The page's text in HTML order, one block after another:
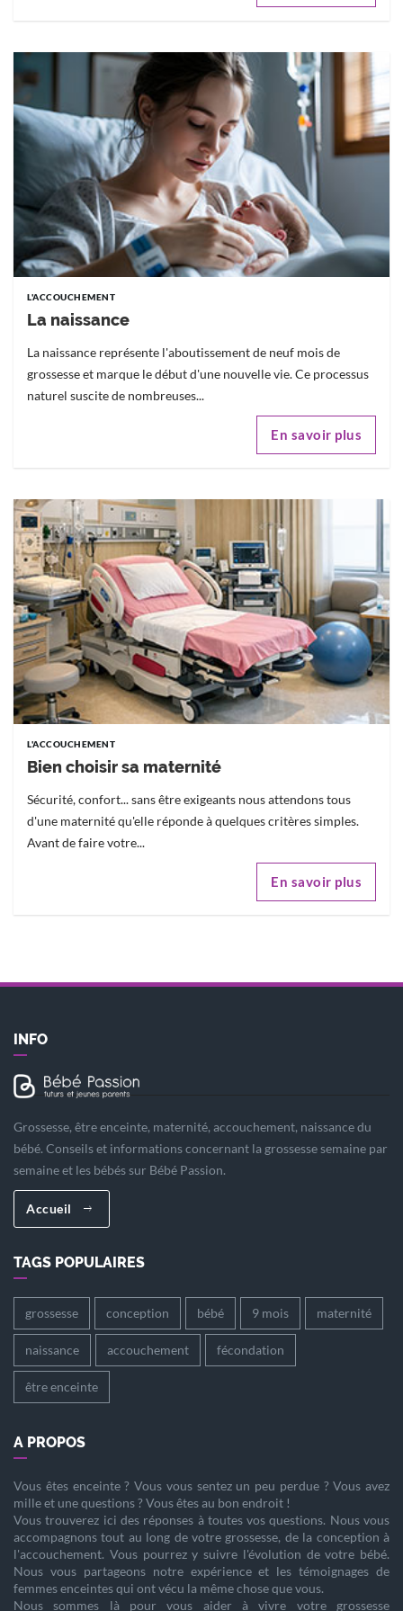
L'ACCOUCHEMENT
La naissance
La naissance représente l'aboutissement de neuf mois de
grossesse et marque le début d'une nouvelle vie. Ce processus
naturel suscite de nombreuses...
En savoir plus
L'ACCOUCHEMENT
Bien choisir sa maternité
Sécurité, confort... sans être exigeants nous attendons tous
d'une maternité qu'elle réponde à quelques critères simples.
Avant de faire votre...
En savoir plus
INFO
Grossesse, être enceinte, maternité, accouchement, naissance du
bébé. Conseils et informations concernant la grossesse semaine par
semaine et les bébés sur Bébé Passion.
Accueil
TAGS POPULAIRES
grossesse conception bébé 9 mois maternité
naissance accouchement fécondation
être enceinte
A PROPOS
Vous êtes enceinte? Vous vous sentez un peu perdue ? Vous avez
mille et une questions ? Vous êtes au bon endroit !
Vous trouverez ici des réponses à toutes vos questions. Nous vous
accompagnons tout au long de votre grossesse, de la conception à
l'accouchement. Vous pourrez y suivre l'évolution de votre bébé.
Nous vous partageons notre expérience et les témoignages de
femmes enceintes qui ont vécu la même chose que vous.
Nous sommes là pour vous aider à vivre votre grossesse